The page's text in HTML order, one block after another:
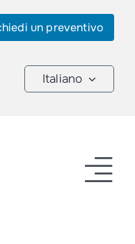
un preventivo
Italiano